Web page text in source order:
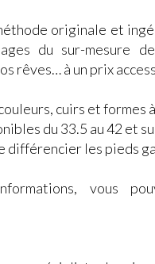
originale et
du sur-mesure
rêves… à un prix
cuirs et formes
du 33.5 au 42 et
différencier les pieds
vous